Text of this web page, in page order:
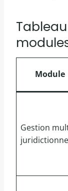
Module
Gestion